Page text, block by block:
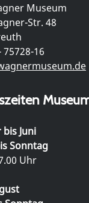
Museum
Str. 48
75728-16
Juni
Sonntag
Uhr